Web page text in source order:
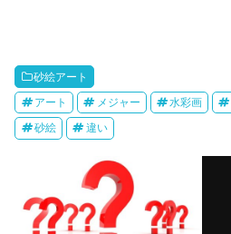
砂絵アート
アート メジャー 水彩画
砂絵 違い